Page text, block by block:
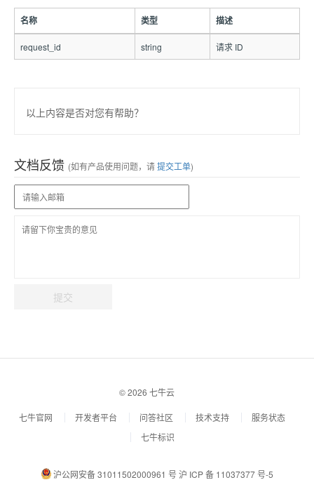
名称 类型 描述
request_id string 请求 ID
以上内容是否对您有帮助？
文档反馈 (如有产品使用问题，请提交工单)
提交
© 2026 七牛云
七牛官网 开发者平台 问答社区 技术支持
服务状态
七牛标识
沪公网安备 31011502000961 号 沪 ICP 备 11037377 号-5